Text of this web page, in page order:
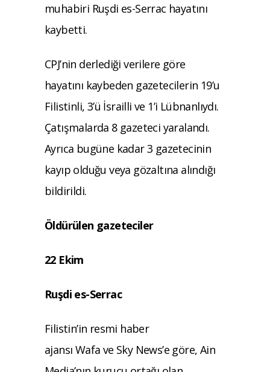
muhabiri Ruşdi es-Serrac hayatını
kaybetti.
CPJ’nin derlediği verilere göre
hayatını kaybeden gazetecilerin 19’u
Filistinli, 3’ü İsrailli ve 1’i Lübnanlıydı.
Çatışmalarda 8 gazeteci yaralandı.
Ayrıca bugüne kadar 3 gazetecinin
kayıp olduğu veya gözaltına alındığı
bildirildi.
Öldürülen gazeteciler
22 Ekim
Ruşdi es-Serrac
Filistin’in resmi haber
ajansı Wafa ve Sky News’e göre, Ain